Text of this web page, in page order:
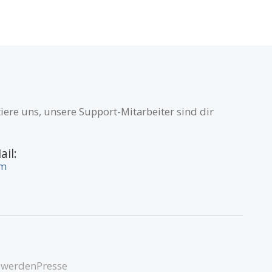
uns, unsere Support-Mitarbeiter sind dir
Presse